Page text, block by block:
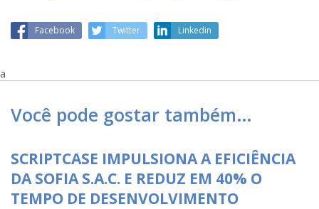
Facebook Twitter Linkedin
a
Você pode gostar também…
SCRIPTCASE IMPULSIONA A EFICIÊNCIA
DA SOFIA S.A.C. E REDUZ EM 40% O
TEMPO DE DESENVOLVIMENTO